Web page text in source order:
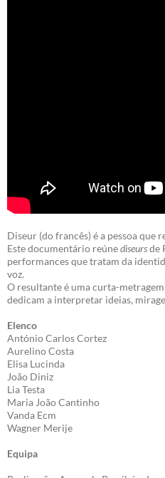
Diseur (do francês) é a pessoa que
Este documentário reúnediseursde
performances que tratam da
voz.
O resultante é uma curta-metragem
dedicam a interpretar ideias,
Elenco
António Carlos Cortez
Aurelino Costa
Elisa Lucinda
João Diniz
Lia Testa
Maria João Cantinho
Vanda Ecm
Wagner Merije
Equipa